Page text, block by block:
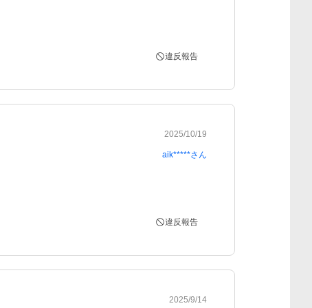
違反報告
2025/10/19
aik*****さん
違反報告
2025/9/14